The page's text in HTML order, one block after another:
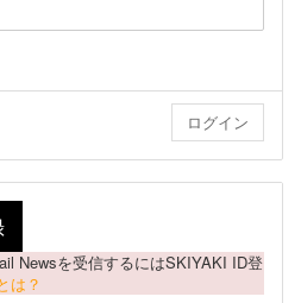
Newsを受信するにはSKIYAKI ID登
は？